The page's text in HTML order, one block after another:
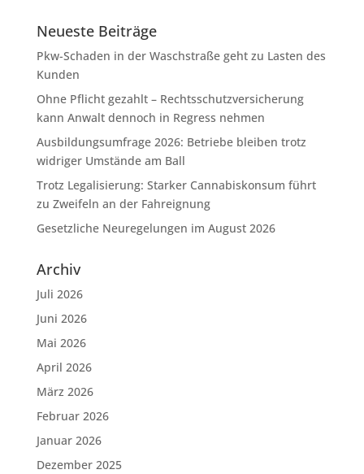
Neueste Beiträge
Pkw-Schaden in der Waschstraße geht zu Lasten des
Kunden
Ohne Pflicht gezahlt – Rechtsschutzversicherung
kann Anwalt dennoch in Regress nehmen
Ausbildungsumfrage 2026: Betriebe bleiben trotz
widriger Umstände am Ball
Trotz Legalisierung: Starker Cannabiskonsum führt
zu Zweifeln an der Fahreignung
Gesetzliche Neuregelungen im August 2026
Archiv
Juli 2026
Juni 2026
Mai 2026
April 2026
März 2026
Februar 2026
Januar 2026
Dezember 2025